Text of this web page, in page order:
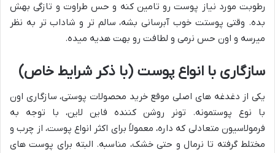
رطوبت مورد نیاز پوست رو تامین کنه و حس طراوت و تازگی بهش
بده. وقتی پوستت خوب آبرسانی بشه، سالم تر و شاداب تر به نظر
میرسه و اون حس نرمی و لطافت رو بهت هدیه میده.
سازگاری با انواع پوست (با ذکر شرایط خاص)
یکی از دغدغه های اصلی موقع خرید محصولات پوستی، سازگاری اون
با نوع پوستمونه. تونر روشن کننده فاین لاین، با توجه به
فرمولاسیون متعادلی که داره، معمولاً برای اکثر انواع پوست، از چرب و
مختلط گرفته تا نرمال و حتی خشک، مناسبه. البته برای پوست های